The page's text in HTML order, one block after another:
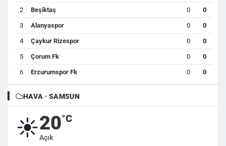
2 Beşiktaş 0 0
3 Alanyaspor 0 0
4 Çaykur Rizespor 0 0
5 Çorum Fk 0 0
6 Erzurumspor Fk 0 0
HAVA · SAMSUN
☀️20°C
Açık